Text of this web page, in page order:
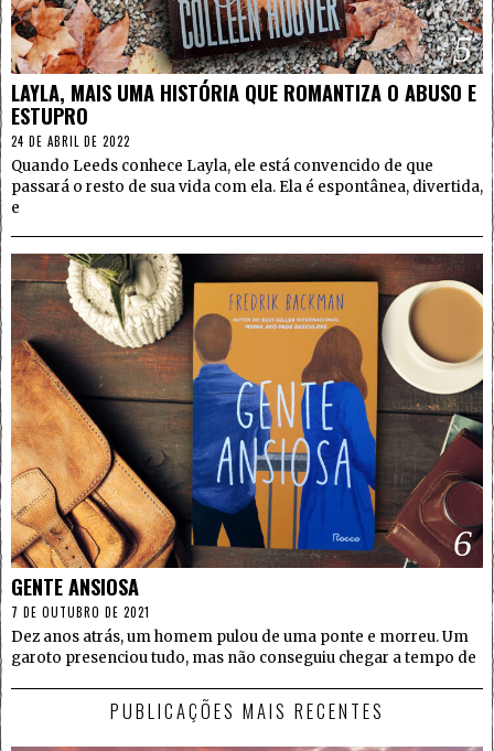
5
LAYLA, MAIS UMA HISTÓRIA QUE ROMANTIZA O ABUSO E
ESTUPRO
24 DE ABRIL DE 2022
Quando Leeds conhece Layla, ele está convencido de que
passará o resto de sua vida com ela. Ela é espontânea, divertida,
e
6
GENTE ANSIOSA
7 DE OUTUBRO DE 2021
Dez anos atrás, um homem pulou de uma ponte e morreu. Um
garoto presenciou tudo, mas não conseguiu chegar a tempo de
PUBLICAÇÕES MAIS RECENTES